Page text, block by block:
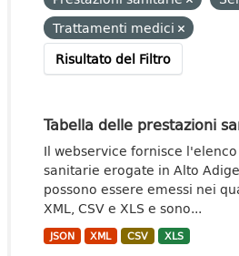
Trattamenti medici
Risultato del Filtro
Tabella delle prestazioni
Il webservice fornisce
sanitarie erogate in Alto
possono essere emessi nei
XML, CSV e XLS e sono...
JSON XML CSV XLS